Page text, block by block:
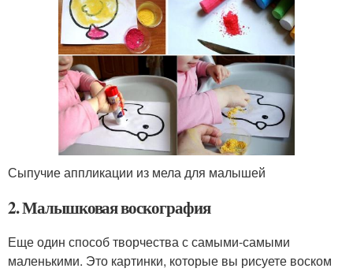
Сыпучие аппликации из мела для малышей
2. Малышковая воскография
Еще один способ творчества с самыми-самыми
маленькими. Это картинки, которые вы рисуете воском